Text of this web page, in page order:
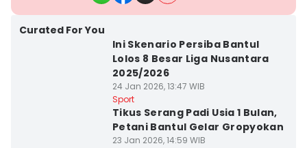
Curated For You
Ini Skenario Persiba Bantul
Lolos 8 Besar Liga Nusantara
2025/2026
24 Jan 2026, 13:47 WIB
Sport
Tikus Serang Padi Usia 1 Bulan,
Petani Bantul Gelar Gropyokan
23 Jan 2026, 14:59 WIB